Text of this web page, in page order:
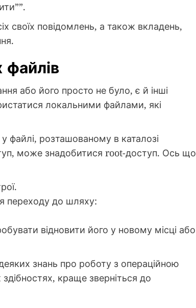
своїх повідомлень, а також вкладень,
файлів
або його просто не було, є й інші
локальними файлами, які
файлі, розташованому в каталозі
може знадобитися root-доступ. Ось що
переходу до шляху:
відновити його у новому місці або
знань про роботу з операційною
краще зверніться до